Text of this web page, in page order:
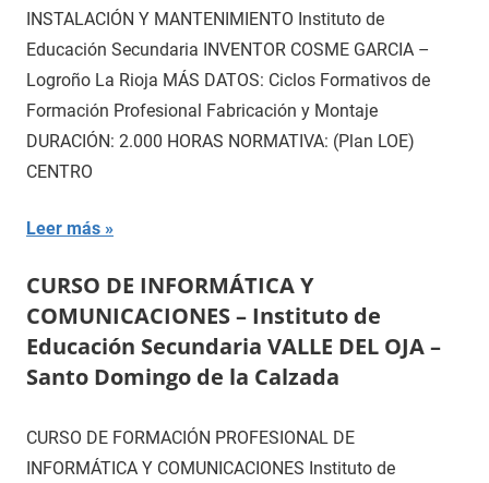
INSTALACIÓN Y MANTENIMIENTO Instituto de
Educación Secundaria INVENTOR COSME GARCIA –
Logroño La Rioja MÁS DATOS: Ciclos Formativos de
Formación Profesional Fabricación y Montaje
DURACIÓN: 2.000 HORAS NORMATIVA: (Plan LOE)
CENTRO
Leer más
CURSO DE INFORMÁTICA Y
COMUNICACIONES – Instituto de
Educación Secundaria VALLE DEL OJA –
Santo Domingo de la Calzada
CURSO DE FORMACIÓN PROFESIONAL DE
INFORMÁTICA Y COMUNICACIONES Instituto de